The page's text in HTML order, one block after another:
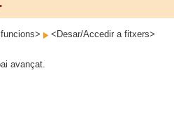
<Desar/Accedir a fitxers>
avançat.